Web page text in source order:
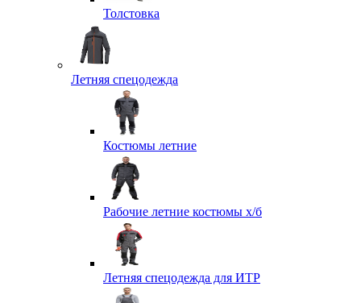
Толстовка
Летняя спецодежда
Костюмы летние
Рабочие летние костюмы х/б
Летняя спецодежда для ИТР